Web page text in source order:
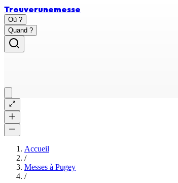
Trouverunemesse
Où ?
Quand ?
Accueil
/
Messes à Pugey
/